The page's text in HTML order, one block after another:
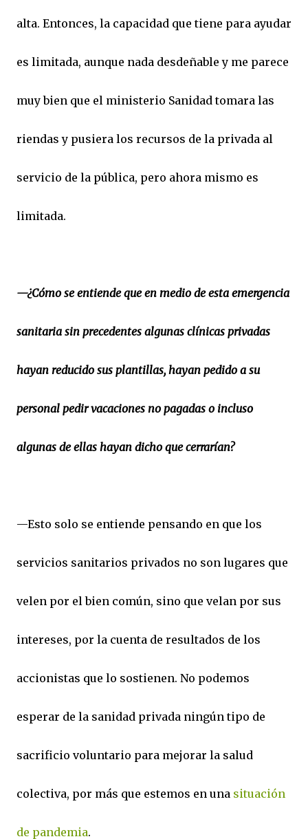
alta. Entonces, la capacidad que tiene para ayudar
es limitada, aunque nada desdeñable y me parece
muy bien que el ministerio Sanidad tomara las
riendas y pusiera los recursos de la privada al
servicio de la pública, pero ahora mismo es
limitada.
—¿Cómo se entiende que en medio de esta emergencia
sanitaria sin precedentes algunas clínicas privadas
hayan reducido sus plantillas, hayan pedido a su
personal pedir vacaciones no pagadas o incluso
algunas de ellas hayan dicho que cerrarían?
—Esto solo se entiende pensando en que los
servicios sanitarios privados no son lugares que
velen por el bien común, sino que velan por sus
intereses, por la cuenta de resultados de los
accionistas que lo sostienen. No podemos
esperar de la sanidad privada ningún tipo de
sacrificio voluntario para mejorar la salud
colectiva, por más que estemos en una situación
de pandemia.